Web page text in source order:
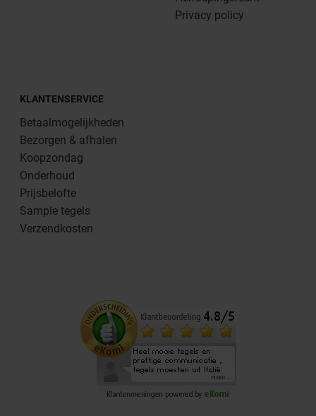
Privacy policy
KLANTENSERVICE
Betaalmogelijkheden
Bezorgen & afhalen
Koopzondag
Onderhoud
Prijsbelofte
Sample tegels
Verzendkosten